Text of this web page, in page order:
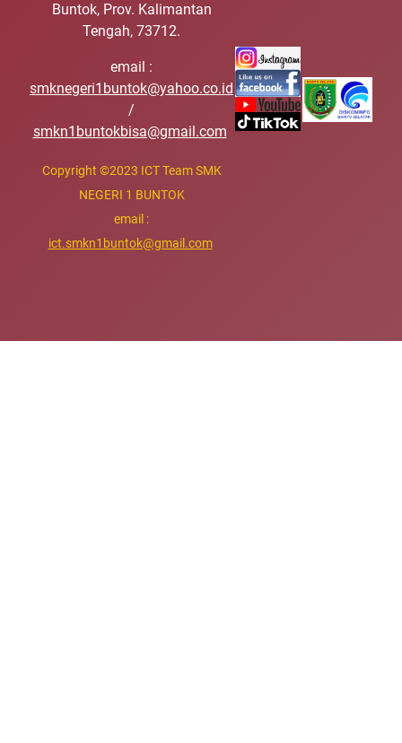
Buntok, Prov. Kalimantan
Tengah, 73712.
email :
smknegeri1buntok@yahoo.co.id
/
smkn1buntokbisa@gmail.com
Copyright ©2023 ICT Team SMK
NEGERI 1 BUNTOK
email :
ict.smkn1buntok@gmail.com